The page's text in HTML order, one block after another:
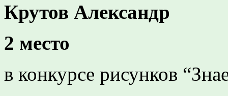
Крутов Александр
2 место
в конкурсе рисунков